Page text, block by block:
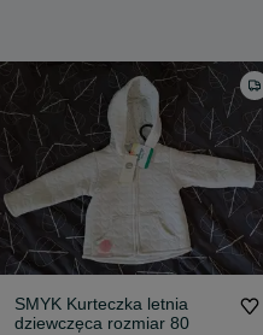
SMYK Kurteczka letnia
dziewczęca rozmiar 80